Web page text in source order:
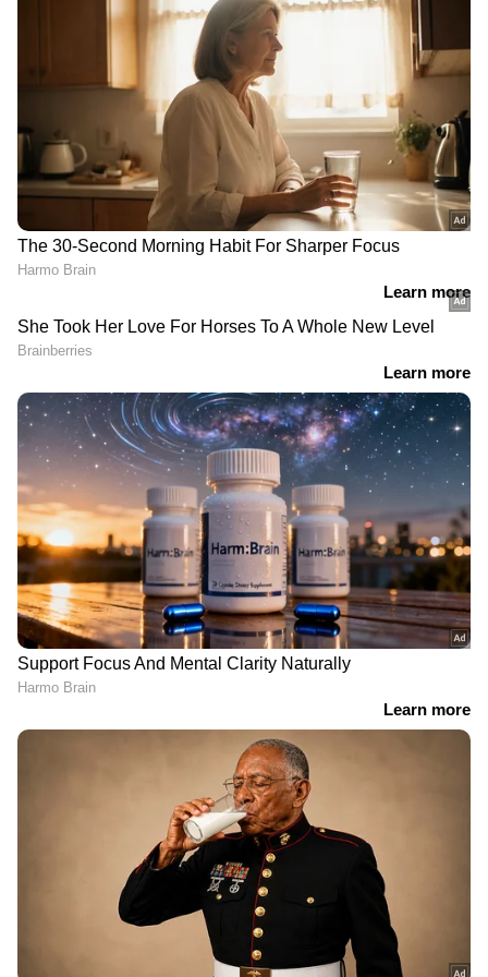
ആഴ്ചകൾക്ക് ശേഷം വീട്ടിലിരിക്കുന്നവർ
ഓഫീസിലേക്ക് വരികയും, ഓഫീസിലുള്ളവർ
വീട്ടിലേക്ക് മാറുകയും ചെയ്യും," റെഡ്ഡിറ്റിലെ
'ഇന്ത്യൻ വർക്ക് പ്ലേസ്' എന്ന പേജിൽ
ജീവനക്കാരൻ കുറിച്ചു.
കാമുകൻ തടവിലാക്കി, 911 -ലേക്ക് വിളിച്ചിട്ട്
കിട്ടിയില്ല, പിസാ ഓർഡർ വഴി പോലീസിന്
സന്ദേശമയച്ച് യുവതി. ഒടുവിൽ മോചനം!
വിനോദ സഞ്ചാരികളെ ഓടിച്ച് കൊതുകിൻ
കൂട്ടം; ലക്ഷക്കണക്കിന് കൊതുകുകളെ
തുറന്നുവിട്ട് പ്രതിരോധിക്കാൻ ഗൂഗിൾ
DOWNLOAD APP
RECOMMENDED STORIES
ശമ്പളം 22,000 രൂപയിൽ
നിന്ന് 1.16 ലക്ഷത്തിലേക്ക്;
3 വർഷത്തിനിടെ യുവതി
ഓർഡർ ചെയ്തത് 258